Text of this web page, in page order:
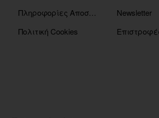
Πληροφορίες Αποστόλης
Πολιτική Cookies
Newsletter